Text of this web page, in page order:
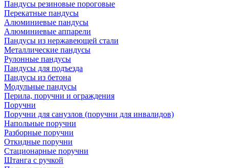
Пандусы резиновые пороговые
Перекатные пандусы
Алюминиевые пандусы
Алюминиевые аппарели
Пандусы из нержавеющей стали
Металлические пандусы
Рулонные пандусы
Пандусы для подъезда
Пандусы из бетона
Модульные пандусы
Перила, поручни и ограждения
Поручни
Поручни для санузлов (поручни для инвалидов)
Напольные поручни
Разборные поручни
Откидные поручни
Стационарные поручни
Штанга с ручкой